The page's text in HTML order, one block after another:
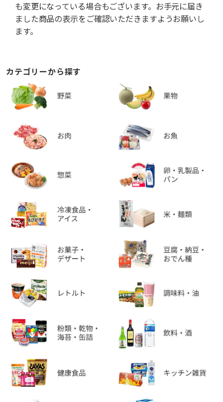
も変更になっている場合もございます。お手元に届き
ました商品の表示をご確認いただきますようお願いし
ます。
カテゴリーから探す